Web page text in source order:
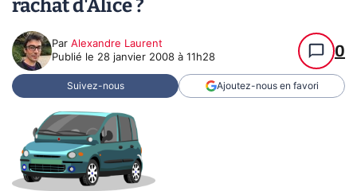
rachat d'Alice ?
Par Alexandre Laurent
Publié le 28 janvier 2008 à 11h28 0
Suivez-nous Ajoutez-nous en favori